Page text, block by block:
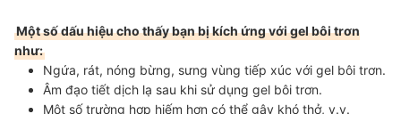
Một số dấu hiệu cho thấy bạn bị kích ứng với gel bôi trơn
như:
Ngứa, rát, nóng bừng, sưng vùng tiếp xúc với gel bôi trơn.
Âm đạo tiết dịch lạ sau khi sử dụng gel bôi trơn.
Một số trường hợp hiếm hơn có thể gây khó thở, v.v.